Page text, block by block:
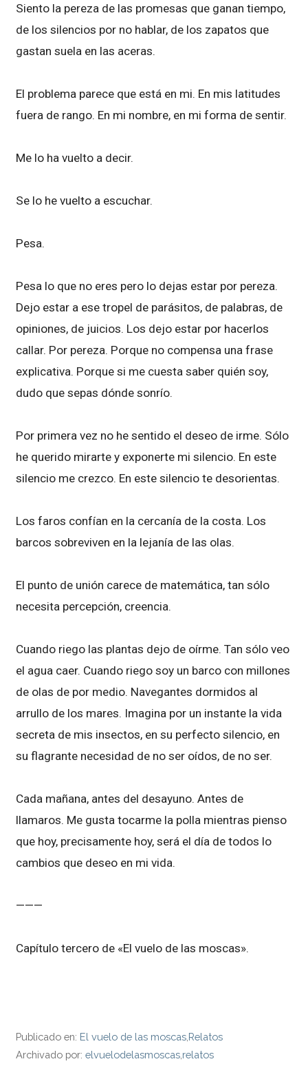
Siento la pereza de las promesas que ganan tiempo,
de los silencios por no hablar, de los zapatos que
gastan suela en las aceras.
El problema parece que está en mi. En mis latitudes
fuera de rango. En mi nombre, en mi forma de sentir.
Me lo ha vuelto a decir.
Se lo he vuelto a escuchar.
Pesa.
Pesa lo que no eres pero lo dejas estar por pereza.
Dejo estar a ese tropel de parásitos, de palabras, de
opiniones, de juicios. Los dejo estar por hacerlos
callar. Por pereza. Porque no compensa una frase
explicativa. Porque si me cuesta saber quién soy,
dudo que sepas dónde sonrío.
Por primera vez no he sentido el deseo de irme. Sólo
he querido mirarte y exponerte mi silencio. En este
silencio me crezco. En este silencio te desorientas.
Los faros confían en la cercanía de la costa. Los
barcos sobreviven en la lejanía de las olas.
El punto de unión carece de matemática, tan sólo
necesita percepción, creencia.
Cuando riego las plantas dejo de oírme. Tan sólo veo
el agua caer. Cuando riego soy un barco con millones
de olas de por medio. Navegantes dormidos al
arrullo de los mares. Imagina por un instante la vida
secreta de mis insectos, en su perfecto silencio, en
su flagrante necesidad de no ser oídos, de no ser.
Cada mañana, antes del desayuno. Antes de
llamaros. Me gusta tocarme la polla mientras pienso
que hoy, precisamente hoy, será el día de todos lo
cambios que deseo en mi vida.
———
Capítulo tercero de «El vuelo de las moscas».
Publicado en: El vuelo de las moscas Relatos
Archivado por:elvuelodelasmoscas relatos